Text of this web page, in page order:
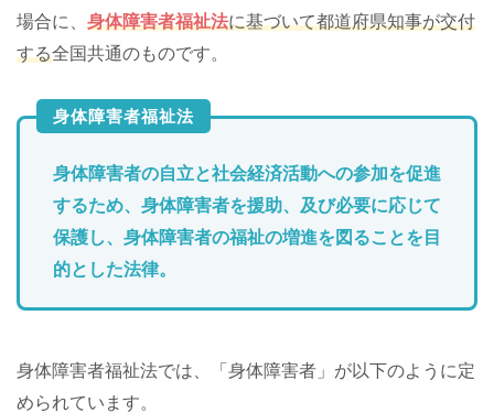
場合に、 身体障害者福祉法に基づいて都道府県知事が交付
する全国共通のものです。
身体障害者福祉法
身体障害者の自立と社会経済活動への参加を促進
するため、身体障害者を援助、及び必要に応じて
保護し、身体障害者の福祉の増進を図ることを目
的とした法律。
身体障害者福祉法では、「身体障害者」が以下のように定
められています。